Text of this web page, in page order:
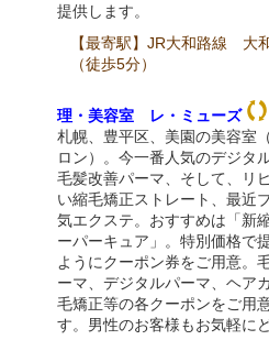
提供します。
【最寄駅】JR大和路線 大
（徒歩5分）
理・美容室 レ・ミューズ
札幌、豊平区、美園の美容室
ロン）。今一番人気のデジタ
毛髪改善パーマ、そして、リ
い縮毛矯正ストレート、最近
気エクステ。おすすめは「新
ーパーキュア」。特別価格で
ようにクーポン券をご用意。
ーマ、デジタルパーマ、ヘア
毛矯正等の各クーポンをご用
す。男性のお客様もお気軽に